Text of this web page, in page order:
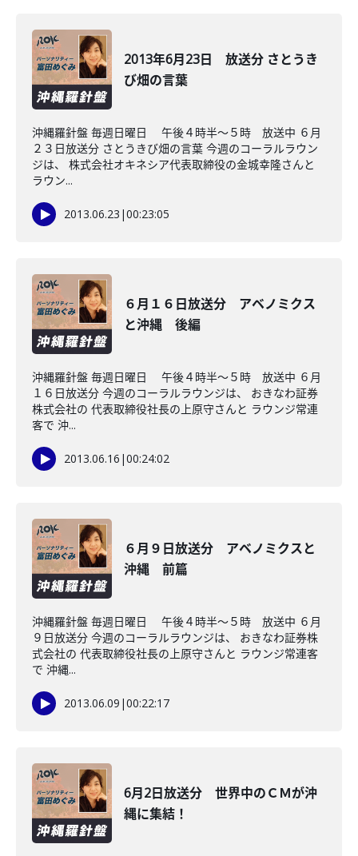
2013年6月23日 放送分 さとうき
び畑の言葉
沖縄羅針盤 毎週日曜日 午後４時半～５時 放送中 ６月
２３日放送分 さとうきび畑の言葉 今週のコーラルラウン
ジは、 株式会社オキネシア代表取締役の金城幸隆さんと
ラウン...
2013.06.23 |00:23:05
６月１６日放送分 アベノミクス
と沖縄 後編
沖縄羅針盤 毎週日曜日 午後４時半～５時 放送中 ６月
１６日放送分 今週のコーラルラウンジは、 おきなわ証券
株式会社の 代表取締役社長の上原守さんと ラウンジ常連
客で 沖...
2013.06.16 |00:24:02
６月９日放送分 アベノミクスと
沖縄 前篇
沖縄羅針盤 毎週日曜日 午後４時半～５時 放送中 ６月
９日放送分 今週のコーラルラウンジは、 おきなわ証券株
式会社の 代表取締役社長の上原守さんと ラウンジ常連客
で 沖縄...
2013.06.09 |00:22:17
6月2日放送分 世界中のＣＭが沖
縄に集結！